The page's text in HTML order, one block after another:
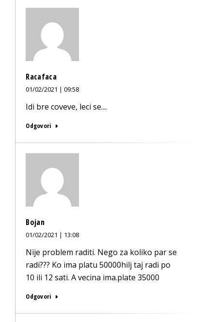
Racafaca
01/02/2021 | 09:58
Idi bre coveve, leci se....
Odgovori
Bojan
01/02/2021 | 13:08
Nije problem raditi. Nego za koliko par se
radi??? Ko ima platu 50000hilj taj radi po
10 ili 12 sati. A vecina ima.plate 35000
Odgovori